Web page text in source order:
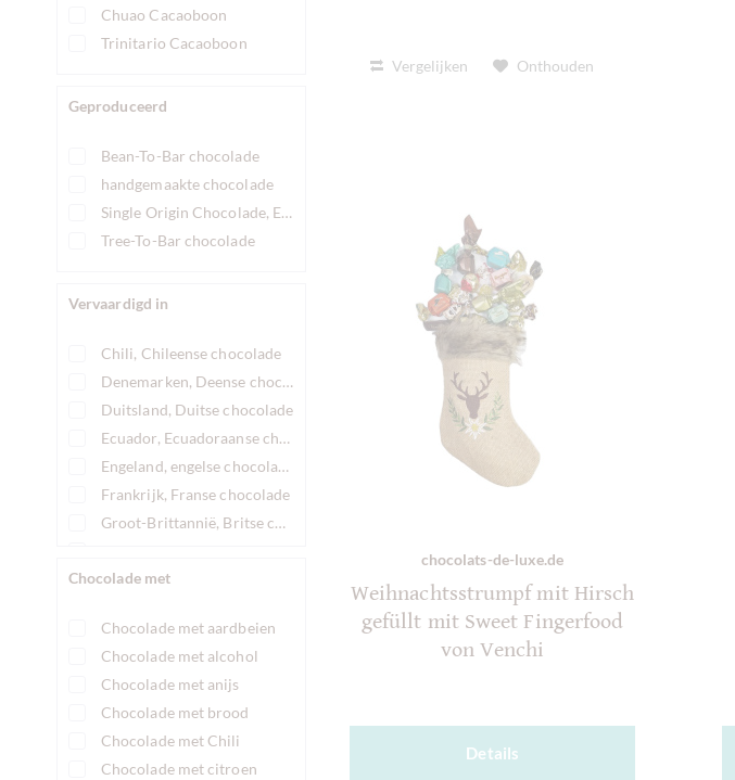
Chuao Cacaoboon
Trinitario Cacaoboon
Geproduceerd
Bean-To-Bar chocolade
handgemaakte chocolade
Single Origin Chocolade, Enkele Oorsprong Chocolade
Tree-To-Bar chocolade
Vervaardigd in
Chili, Chileense chocolade
Denemarken, Deense chocolade
Duitsland, Duitse chocolade
Ecuador, Ecuadoraanse chocolade
Engeland, engelse chocolade
Frankrijk, Franse chocolade
Groot-Brittannië, Britse chocolade
Japan, Japanse chocolade
Peru, Peruaanse chocolade
Chocolade met
Chocolade met aardbeien
Chocolade met alcohol
Chocolade met anijs
Chocolade met brood
Chocolade met Chili
Chocolade met citroen
Vergelijken Onthouden
chocolats-de-luxe.de
Weihnachtsstrumpf mit Hirsch
gefüllt mit Sweet Fingerfood
von Venchi
Details